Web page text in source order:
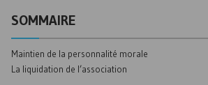
SOMMAIRE
Maintien de la personnalité morale
La liquidation de l’association